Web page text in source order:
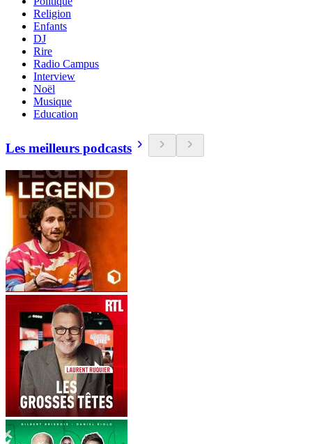
Religion
Enfants
DJ
Rire
Radio Campus
Interview
Noël
Musique
Education
Les meilleurs podcasts